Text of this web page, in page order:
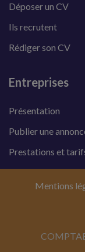
Déposer un CV
Ils recrutent
Rédiger son CV
Entreprises
Présentation
Publier une
Prestations et
Mentions